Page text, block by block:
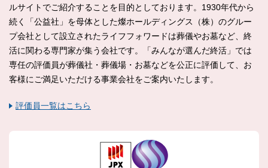
ルサイトでご紹介することを目的としております。1930年代から
続く「公益社」を母体とした燦ホールディングス（株）のグルー
プ会社として設立されたライフフォワードは葬儀やお墓など、終
活に関わる専門家が集う会社です。「みんなが選んだ終活」では
専任の評価員が葬儀社・葬儀場・お墓などを公正に評価して、お
客様にご満足いただける事業会社をご案内いたします。
評価員一覧はこちら